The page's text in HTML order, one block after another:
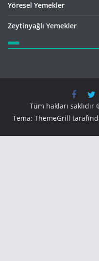
Yöresel Yemekler
Zeytinyağlı Yemekler
Tüm hakları saklıdır
Tema: ThemeGrill